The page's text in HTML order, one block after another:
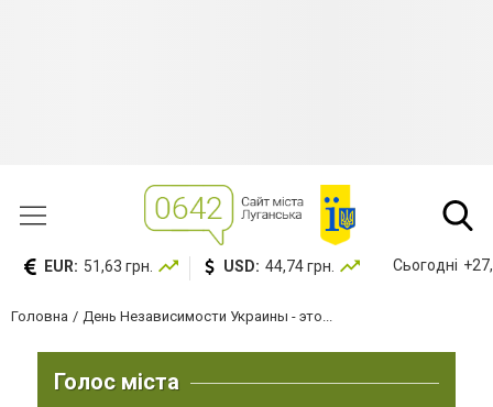
EUR: 51,63 грн. USD: 44,74 грн. Сьогодні
Головна День Независимости Украины - это...
Голос міста